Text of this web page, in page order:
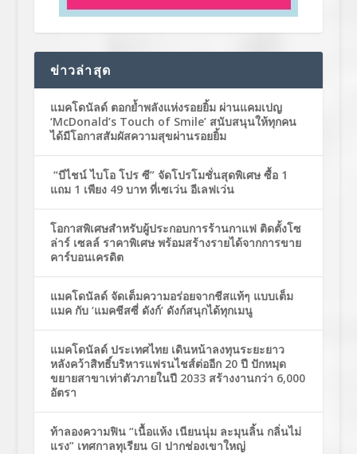
ข่าวล่าสุด
แมคโดนัลด์ ตอกย้ำพลังแห่งรอยยิ้ม ผ่านแคมเปญ
‘McDonald’s Touch of Smile’ สนับสนุนให้ทุกคน
ได้มีโอกาสสัมผัสความสุขผ่านรอยยิ้ม
“บีไชน์ ไบโอ โปร ซี” จัดโปรโมชั่นสุดพิเศษ ซื้อ 1
แถม 1 เพียง 49 บาท ที่เซเว่น อีเลฟเว่น
โอกาสพิเศษสำหรับผู้ประกอบการร้านกาแฟ ติดตั้งโซ
ล่าร์ เซลล์ ราคาพิเศษ พร้อมสร้างรายได้จากการขาย
คาร์บอนเครดิต
แมคโดนัลด์ จัดเต็มความอร่อยจากชีสแท้ๆ แบบเต็ม
แมค กับ ‘แมคชีสซี่ ดังก์’ ดังก์สนุกได้ทุกเมนู
แมคโดนัลด์ ประเทศไทย เดินหน้าลงทุนระยะยาว
หลังคว้าสิทธิ์บริหารแฟรนไชส์ต่ออีก 20 ปี ปักหมุด
ขยายสาขาเท่าตัวภายในปี 2033 สร้างงานกว่า 6,000
อัตรา
ท้าลองความฟิน “เนื้อแห้ง เนียนนุ่ม ละมุนลิ้น กลิ่นไม่
แรง” เทศกาลทุเรียน GI ปากช่องเขาใหญ่